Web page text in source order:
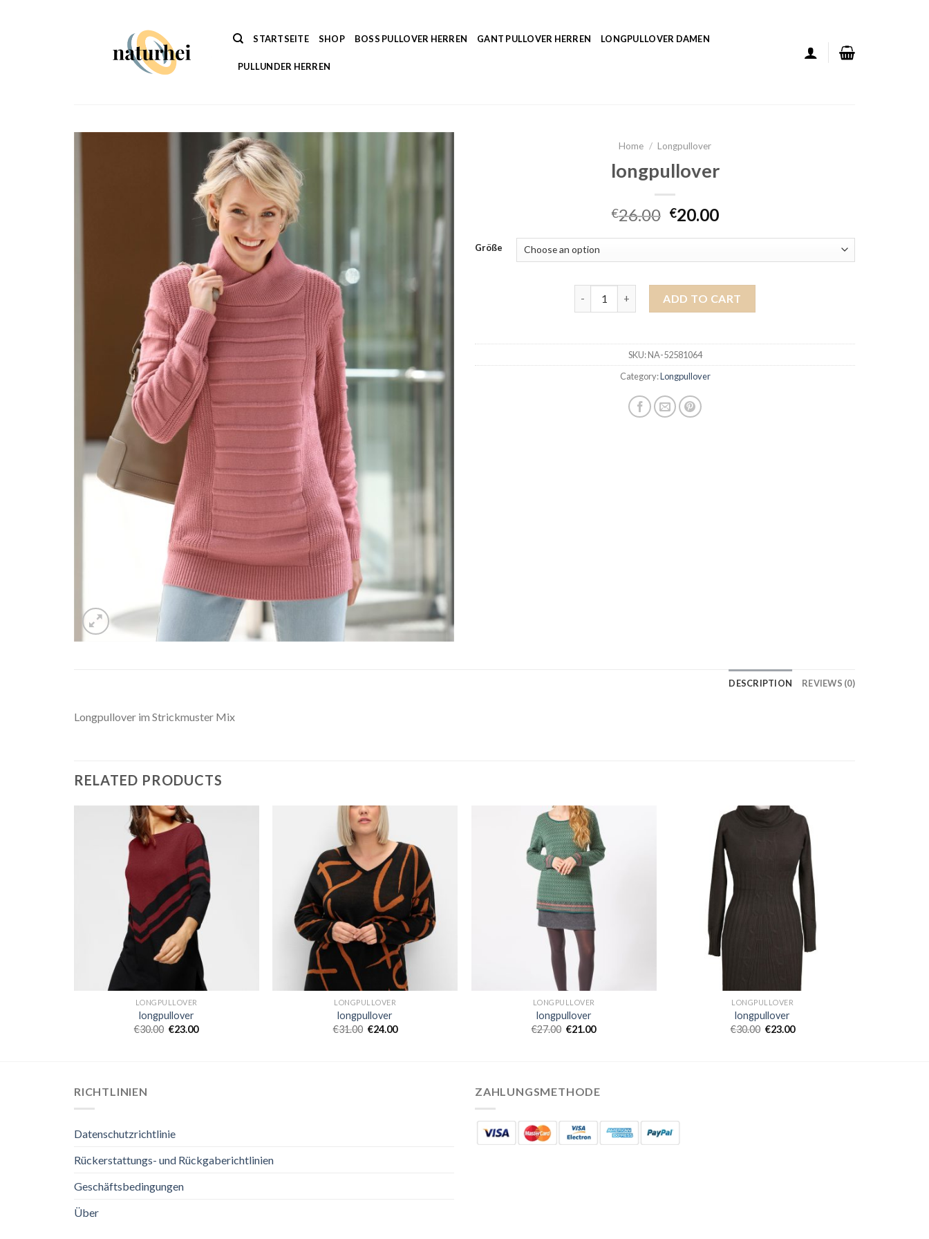
STARTSEITE SHOP BOSS PULLOVER HERREN GANT PULLOVER HERREN LONGPULLOVER DAMEN
PULLUNDER HERREN
Home / Longpullover
longpullover
€26.00 €20.00
Größe
ADD TO CART
SKU:NA-52581064
Category:Longpullover
DESCRIPTION REVIEWS (0)
Longpullover im Strickmuster Mix
RELATED PRODUCTS
LONGPULLOVER
longpullover
€30.00 €23.00
LONGPULLOVER
longpullover
€31.00 €24.00
LONGPULLOVER
longpullover
€27.00 €21.00
LONGPULLOVER
longpullover
€30.00 €23.00
RICHTLINIEN
Datenschutzrichtlinie
Rückerstattungs- und Rückgaberichtlinien
Geschäftsbedingungen
Über
ZAHLUNGSMETHODE